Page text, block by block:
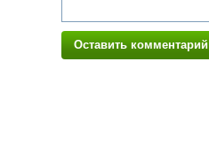
Оставить комментарий